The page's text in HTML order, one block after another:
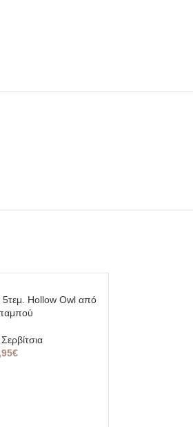
5τεμ. Hollow Owl από
Σερβίτσια
€